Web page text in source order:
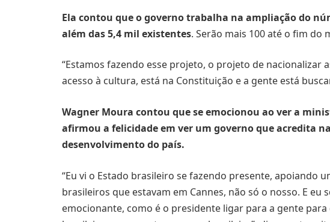
Ela contou que o governo trabalha na ampliação do
além das 5,4 mil existentes. Serão mais 100 até o fim do
“Estamos fazendo esse projeto, o projeto de nacionalizar
acesso à cultura, está na Constituição e a gente está
Wagner Moura contou que se emocionou ao ver a
afirmou a felicidade em ver um governo que acredita
desenvolvimento do país.
“Eu vi o Estado brasileiro se fazendo presente, apoiando
brasileiros que estavam em Cannes, não só o nosso. E eu
emocionante, como é o presidente ligar para a gente